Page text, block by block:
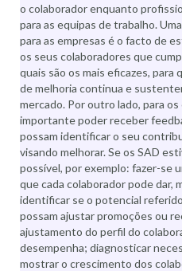
o colaborador enquanto
para as equipas de trabalho.
para as empresas é o facto de
os seus colaboradores que
quais são os mais eficazes,
de melhoria continua e
mercado. Por outro lado, para
importante poder receber
possam identificar o seu
visando melhorar. Se os SAD
possível, por exemplo: fazer-se
que cada colaborador pode dar,
identificar se o potencial
possam ajustar promoções ou
ajustamento do perfil do
desempenha; diagnosticar
mostrar o crescimento dos